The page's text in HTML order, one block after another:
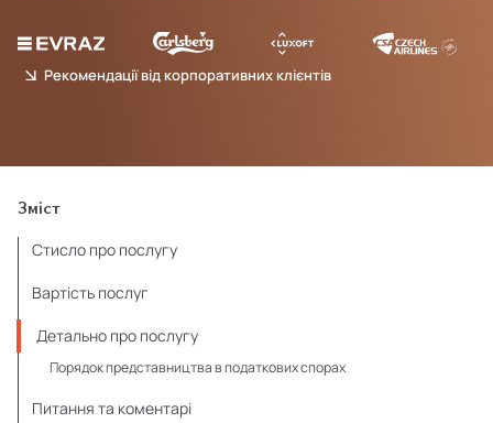
Рекомендації від корпоративних клієнтів
Зміст
Стисло про послугу
Вартість послуг
Детально про послугу
Порядок представництва в податкових спорах
Питання та коментарі